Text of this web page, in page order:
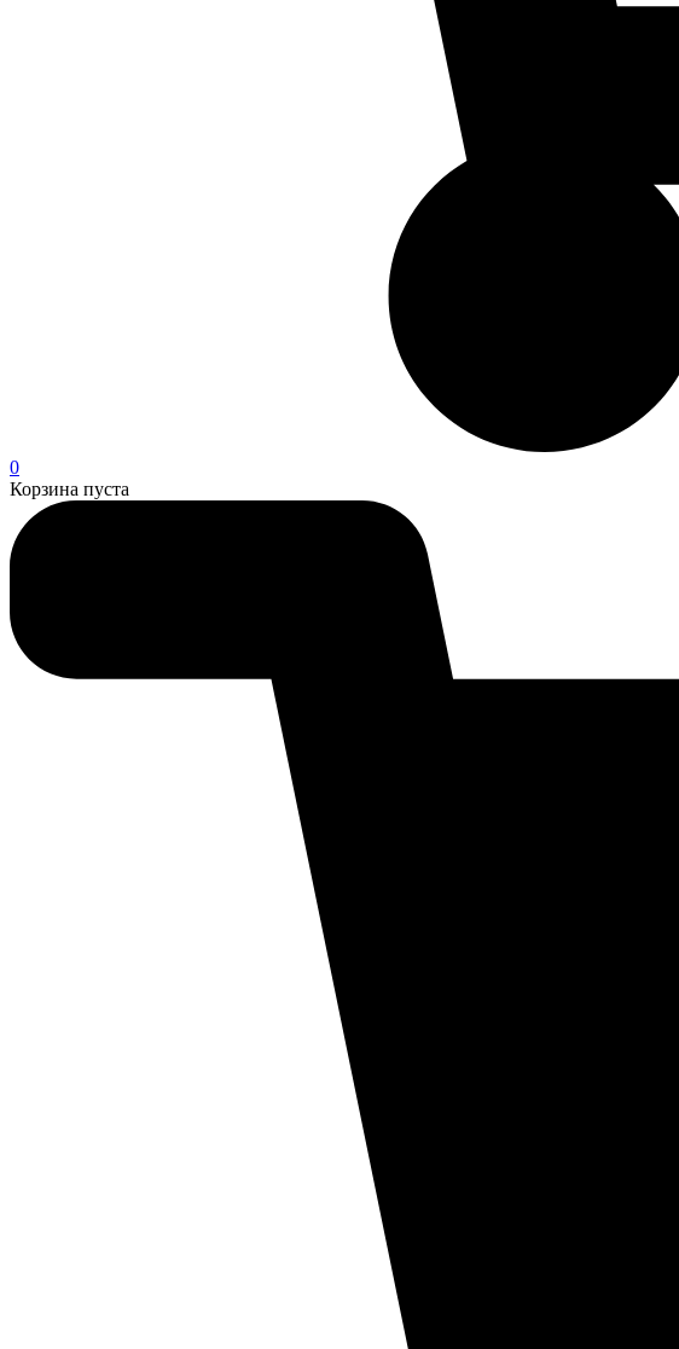
0
Корзина пуста